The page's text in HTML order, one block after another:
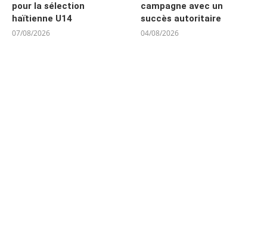
pour la sélection
haïtienne U14
07/08/2026
campagne avec un
succès autoritaire
04/08/2026